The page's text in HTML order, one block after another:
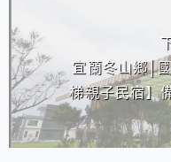
宜蘭冬山鄉│
梯親子民宿】